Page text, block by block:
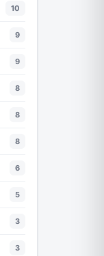
10
9
9
8
8
8
6
5
3
3